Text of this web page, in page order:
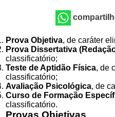
Prova Objetiva, de caráter
Prova Dissertativa
classificatório;
Teste de Aptidão Física, de
classificatório;
Avaliação Psicológica, de
Curso de Formação
classificatório.
Provas Objetivas